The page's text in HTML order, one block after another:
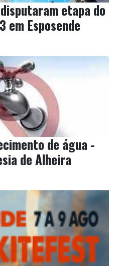
etapa do
em Esposende
de água -
de Alheira